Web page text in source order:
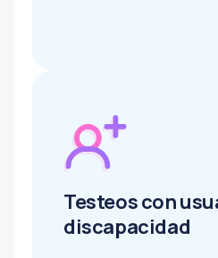
Testeos con
discapacidad